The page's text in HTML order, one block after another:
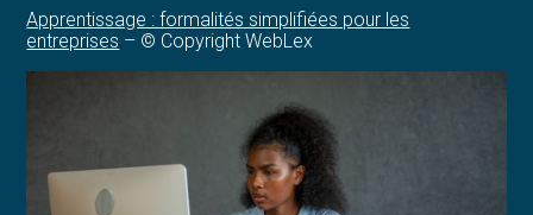
Apprentissage : formalités simplifiées pour les
entreprises – © Copyright WebLex